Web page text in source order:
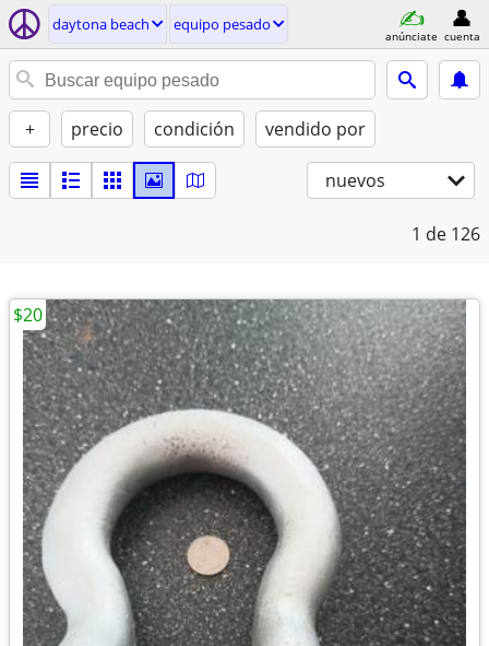
daytona beach equipo pesado
anúnciate cuenta
+ precio condición vendido por
nuevos
1 de 126
$20